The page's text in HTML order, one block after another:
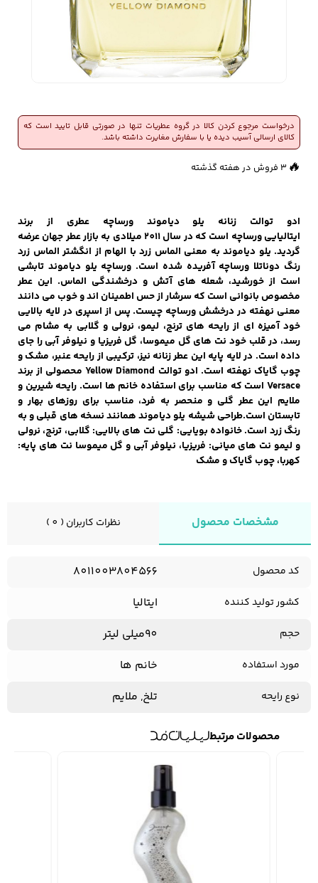
زیبایی و سلامت
شلوارک مردانه ژاکت و پلیور مردانه شلوار کتان مردانه
شلوار جین مردانه
شلوار پارچه ای
مردانه
شلوار اسلش مردانه
مردانه
کیف مردانه
کیف پول و جاکارتی
مردانه
کمربند مردانه
کفش مردانه شال و کلاه مردانه چتر مردانه
لباس زیر و راحتی
مردانه
لباس زیر مردانه لباس راحتی مردانه
ادو توالت زنانه یلو دیاموند ورساچه عطری از برند
ایتالیایی ورساچه است که در سال 2011 میلادی به بازار عطر جهان عرضه
گردید. یلو دیاموند به معنی الماس زرد با الهام از انگشتر الماس زرد
رنگ دوناتلا ورساچه آفریده شده است. ورساچه یلو دیاموند تابشی
است از خورشید، شعله های آتش و درخشندگی الماس. این عطر
مخصوص بانوانی است که سرشار از حس اطمینان اند و خوب می دانند
معنی نهفته در درخشش ورساچه چیست. پس از اسپری در لایه بالایی
خود آمیزه ای از رایحه های ترنج، لیمو، نرولی و گلابی به مشام می
رسد، در قلب خود نت های گل میموسا، گل فریزیا و نیلوفر آبی را جای
داده است. در لایه پایه این عطر زنانه نیز، ترکیبی از رایحه عنبر، مشک و
چوب گایاک نهفته است. ادو توالت Yellow Diamond محصولی از برند
Versace است که مناسب برای استفاده خانم ها است. رایحه شیرین و
ملایم این عطر گلی و منحصر به فرد، مناسب برای روزهای بهار و
تابستان است.طراحی شیشه یلو دیاموند همانند نسخه های قبلی و به
رنگ زرد است.خانواده بویایی: گلی نت های بالایی: گلابی، ترنج، نرولی
و لیمو نت های میانی: فریزیا، نیلوفر آبی و گل میموسا نت های پایه:
کهربا، چوب گایاک و مشک
درخواست مرجوع کردن کالا در گروه عطریات تنها در صورتی قابل تایید است که
کالای ارسالی آسیب دیده یا با سفارش مغایرت داشته باشد.👀 300 بازدید در ۲۴ ساعت گذشته
🔥 3 فروش در هفته گذشته
مشخصات محصول نظرات کاربران ( 0 )
کد محصول 8011003804566
کشور تولید کننده ایتالیا
حجم 90میلی لیتر
مورد استفاده خانم ها
نوع رایحه تلخ, ملایم
محصولات مرتبط